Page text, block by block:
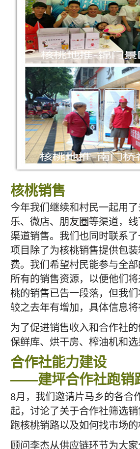
核桃销售
今年我们继续和村民一起用
乐、微店、朋友圈等渠道，
渠道销售。我们也同时联系
项目除了为核桃销售提供包
费。我们希望村民能参与全
所有的销售资源，以便他们
桃的销售已告一段落，但我
较之去年有增加，具体信息
为了促进销售收入和合作社
保鲜库、烘干房、榨油机和选
合作社能力建设
——建坪合作社跑销
8月，我们邀请片马乡的各合
起，讨论了关于合作社筛选
跑核桃销路以及如何找市场的
顾问李杰从供应链环节为大家